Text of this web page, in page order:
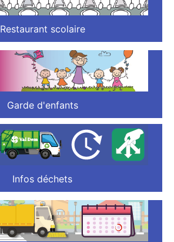
Restaurant scolaire
Garde d'enfants
Infos déchets